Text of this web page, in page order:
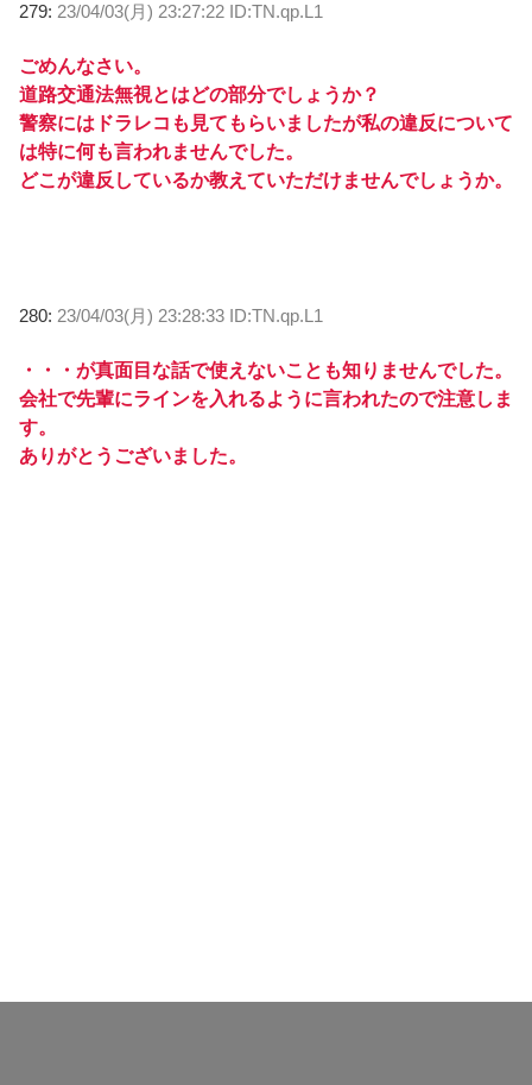
279: 23/04/03(月) 23:27:22 ID:TN.qp.L1
ごめんなさい。
道路交通法無視とはどの部分でしょうか？
警察にはドラレコも見てもらいましたが私の違反について
は特に何も言われませんでした。
どこが違反しているか教えていただけませんでしょうか。
280: 23/04/03(月) 23:28:33 ID:TN.qp.L1
・・・が真面目な話で使えないことも知りませんでした。
会社で先輩にラインを入れるように言われたので注意しま
す。
ありがとうございました。